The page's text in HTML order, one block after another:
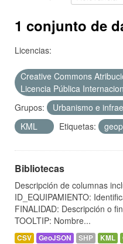
Acerca de
1 conjunto de
Licencias:
Creative Commons
Licencia Pública
Grupos:
Urbanismo e
KML
Etiquetas:
Bibliotecas
Descripción de columnas
ID_EQUIPAMIENTO:
FINALIDAD: Descripción o
TOOLTIP: Nombre...
CSV GeoJSON SHP KML